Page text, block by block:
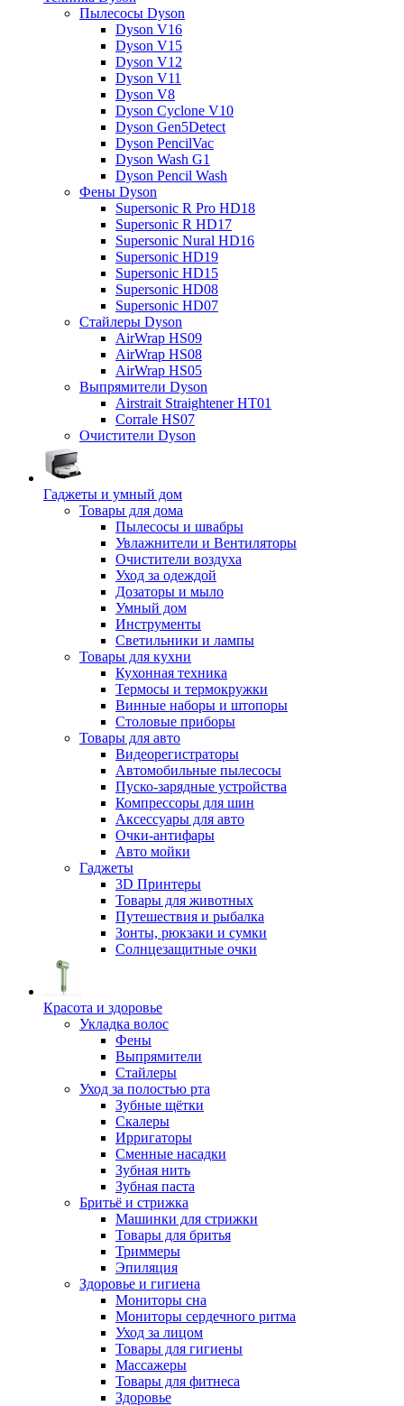
Пылесосы Dyson
Dyson V16
Dyson V15
Dyson V12
Dyson V11
Dyson V8
Dyson Cyclone V10
Dyson Gen5Detect
Dyson PencilVac
Dyson Wash G1
Dyson Pencil Wash
Фены Dyson
Supersonic R Pro HD18
Supersonic R HD17
Supersonic Nural HD16
Supersonic HD19
Supersonic HD15
Supersonic HD08
Supersonic HD07
Стайлеры Dyson
AirWrap HS09
AirWrap HS08
AirWrap HS05
Выпрямители Dyson
Airstrait Straightener HT01
Corrale HS07
Очистители Dyson
Гаджеты и умный дом
Товары для дома
Пылесосы и швабры
Увлажнители и Вентиляторы
Очистители воздуха
Уход за одеждой
Дозаторы и мыло
Умный дом
Инструменты
Светильники и лампы
Товары для кухни
Кухонная техника
Термосы и термокружки
Винные наборы и штопоры
Столовые приборы
Товары для авто
Видеорегистраторы
Автомобильные пылесосы
Пуско-зарядные устройства
Компрессоры для шин
Аксессуары для авто
Очки-антифары
Авто мойки
Гаджеты
3D Принтеры
Товары для животных
Путешествия и рыбалка
Зонты, рюкзаки и сумки
Солнцезащитные очки
Красота и здоровье
Укладка волос
Фены
Выпрямители
Стайлеры
Уход за полостью рта
Зубные щётки
Скалеры
Ирригаторы
Сменные насадки
Зубная нить
Зубная паста
Бритьё и стрижка
Машинки для стрижки
Товары для бритья
Триммеры
Эпиляция
Здоровье и гигиена
Мониторы сна
Мониторы сердечного ритма
Уход за лицом
Товары для гигиены
Массажеры
Товары для фитнеса
Здоровье